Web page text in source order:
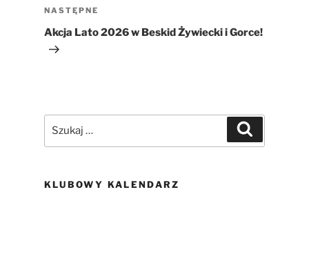
Następny
wpis
NASTĘPNE
Akcja Lato 2026 w Beskid Żywiecki i Gorce!
KLUBOWY KALENDARZ